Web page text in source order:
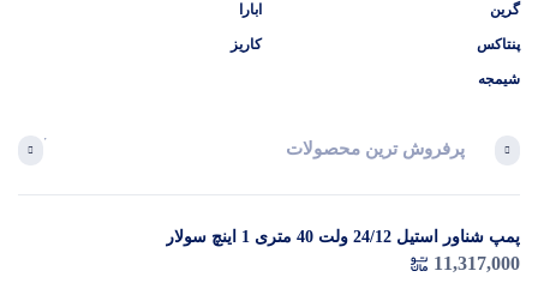
گرین
پنتاکس
شیمجه
ابارا
کاریز
پرفروش ترین محصولات
پمپ شناور استیل 24/12 ولت 40 متری 1 اینچ سولار
11,317,000